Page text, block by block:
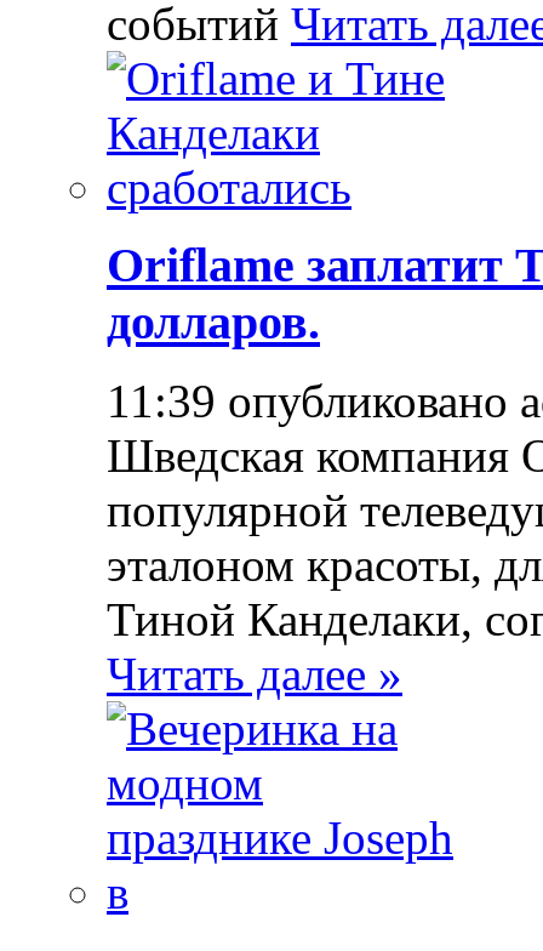
событий Читать
Oriflame заплатит
долларов.
11:39 опубликовано
Шведская компания
популярной
эталоном красоты,
Тиной Канделаки,
Читать далее »